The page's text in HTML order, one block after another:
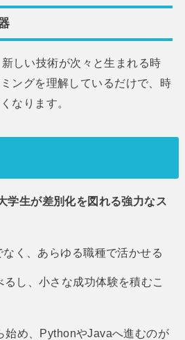
しい技術が次々と生まれる時
ングを理解しているだけで、時
なります。
学生が差別化を図れる強力なス
く、あらゆる職種で活かせる
し、小さな成功体験を積むこ
始め、PythonやJavaへ進むのが